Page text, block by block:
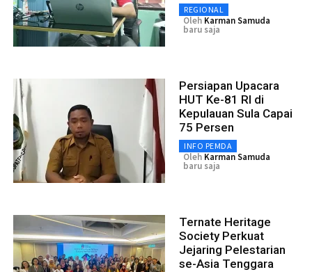
REGIONAL
Oleh Karman Samuda
baru saja
Persiapan Upacara
HUT Ke-81 RI di
Kepulauan Sula Capai
75 Persen
INFO PEMDA
Oleh Karman Samuda
baru saja
Ternate Heritage
Society Perkuat
Jejaring Pelestarian
se-Asia Tenggara